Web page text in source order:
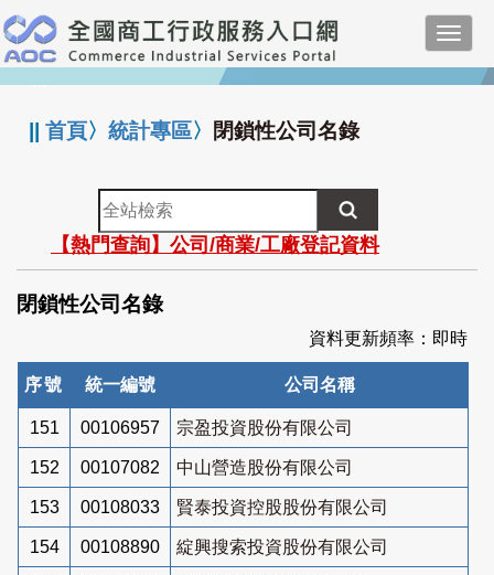
跳
到
主
要
:::
||首頁〉統計專區〉 閉鎖性公司名錄
全
站
檢
索
【熱門查詢】公司/商業/工廠登記資料
閉鎖性公司名錄
資料更新頻率：即時
序號 統一編號 公司名稱
151 00106957 宗盈投資股份有限公司
152 00107082 中山營造股份有限公司
153 00108033 賢泰投資控股股份有限公司
154 00108890 綻興搜索投資股份有限公司